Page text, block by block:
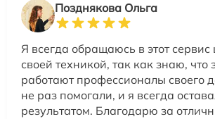
Позднякова Ольга
Я всегда обращаюсь в этот сервис
своей техникой, так как знаю, что
работают профессионалы своего
не раз помогали, и я всегда
результатом. Благодарю за